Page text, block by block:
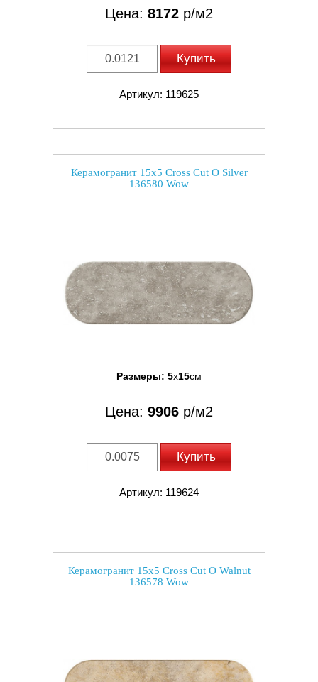
Цена: 8172 р/м2
Купить
Артикул: 119625
Керамогранит 15x5 Cross Cut O Silver
136580 Wow
Размеры: 5x15см
Цена: 9906 р/м2
Купить
Артикул: 119624
Керамогранит 15x5 Cross Cut O Walnut
136578 Wow